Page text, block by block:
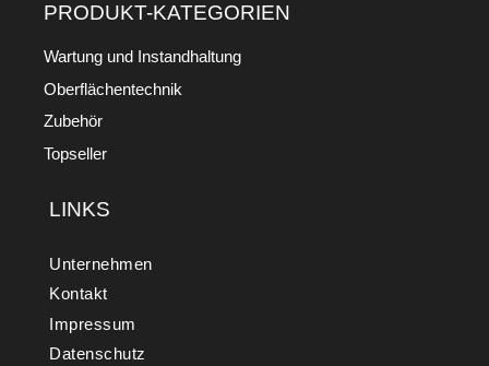
PRODUKT-KATEGORIEN
Wartung und Instandhaltung
Oberflächentechnik
Zubehör
Topseller
LINKS
Unternehmen
Kontakt
Impressum
Datenschutz